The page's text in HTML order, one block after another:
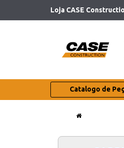
Loja CASE
Catalogo de